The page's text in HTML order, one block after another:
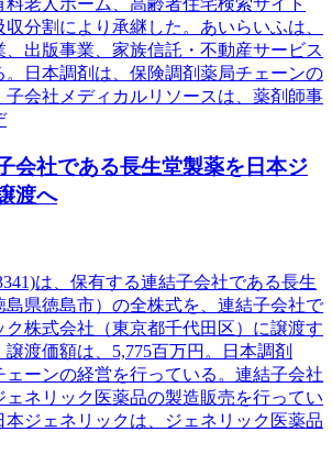
老人ホーム、高齢者住宅検索サイト
収分割により承継した。あいらいふは、
出版事業、家族信託・不動産サービス
。日本調剤は、保険調剤薬局チェーンの
子会社メディカルリソースは、薬剤師事
会社である長生堂製薬を日本ジ
渡へ
は、保有する連結子会社である長生
島県徳島市）の全株式を、連結子会社で
ク株式会社（東京都千代田区）に譲渡す
渡価額は、5,775百万円。日本調剤
ェーンの経営を行っている。連結子会社
ネリック医薬品の製造販売を行ってい
本ジェネリックは、ジェネリック医薬品